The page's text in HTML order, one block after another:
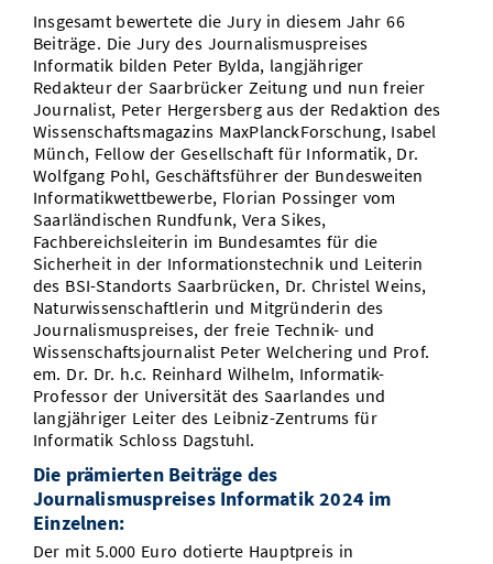
Insgesamt bewertete die Jury in diesem Jahr 66
Beiträge. Die Jury des Journalismuspreises
Informatik bilden Peter Bylda, langjähriger
Redakteur der Saarbrücker Zeitung und nun freier
Journalist, Peter Hergersberg aus der Redaktion des
Wissenschaftsmagazins MaxPlanckForschung, Isabel
Münch, Fellow der Gesellschaft für Informatik, Dr.
Wolfgang Pohl, Geschäftsführer der Bundesweiten
Informatikwettbewerbe, Florian Possinger vom
Saarländischen Rundfunk, Vera Sikes,
Fachbereichsleiterin im Bundesamtes für die
Sicherheit in der Informationstechnik und Leiterin
des BSI-Standorts Saarbrücken, Dr. Christel Weins,
Naturwissenschaftlerin und Mitgründerin des
Journalismuspreises, der freie Technik- und
Wissenschaftsjournalist Peter Welchering und Prof.
em. Dr. Dr. h.c. Reinhard Wilhelm, Informatik-
Professor der Universität des Saarlandes und
langjähriger Leiter des Leibniz-Zentrums für
Informatik Schloss Dagstuhl.
Die prämierten Beiträge des
Journalismuspreises Informatik 2024 im
Einzelnen:
Der mit 5.000 Euro dotierte Hauptpreis in